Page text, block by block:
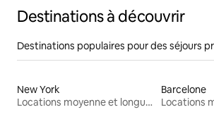
Destinations à découvrir
Destinations populaires pour des séjours
New York
Locations moyenne et longue durée
Barcelone